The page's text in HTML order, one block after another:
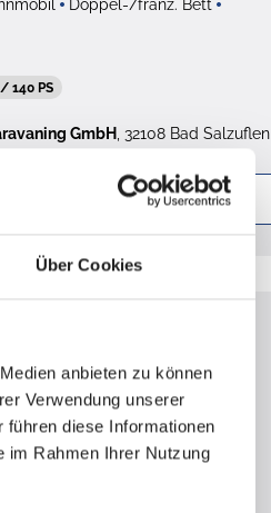
Über Cookies
anbieten zu können
Verwendung unserer
diese Informationen
im Rahmen Ihrer Nutzung
Doppel-/franz. Bett
140 PS
GmbH, 32108 Bad Salzuflen
Wohnmobil
Einzelbett